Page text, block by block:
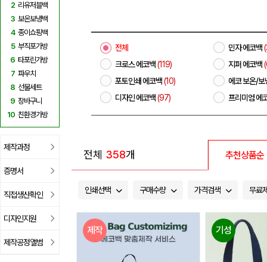
2 리유저블백
3 보온보냉백
4 종이쇼핑백
5 부직포가방
6 타포린가방
7 파우치
8 선물세트
9 장바구니
10 친환경가방
제작과정
증명서
직접생산확인
디자인지원
제작공정앨범
전체 민자 에코백
크로스 에코백(119) 지퍼 에코백
포토인쇄 에코백(10)
에코 보온/보
디자인 에코백(97) 프리미엄 에
전체 358개 추천상품순
인쇄선택 구매수량 가격검색 무료
제작 기성